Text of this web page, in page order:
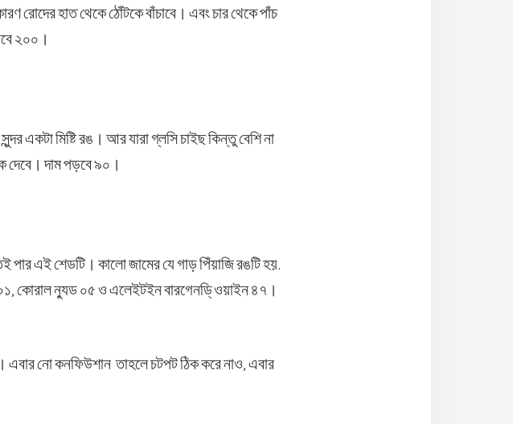
রোদের হাত থেকে ঠোঁটকে বাঁচাবে। এবং চার থেকে পাঁচ
২০০।
একটা মিষ্টি রঙ। আর যারা গ্লসি চাইছ কিন্তু বেশি না
দেবে। দাম পড়বে ৯০।
পার এই শেডটি। কালো জামের যে গাড় পিঁয়াজি রঙটি হয়.
কোরাল ন্যুড ০৫ ও এলেইটইন বারগেনডি্ ওয়াইন ৪৭।
এবার নো কনফিউশান তাহলে চটপট ঠিক করে নাও, এবার